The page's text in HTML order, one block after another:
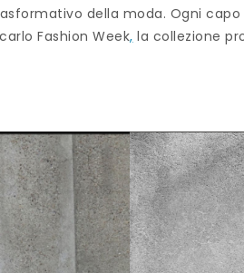
della moda. Ogni
Fashion Week, la collezione